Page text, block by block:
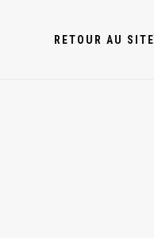
RETOUR AU SITE